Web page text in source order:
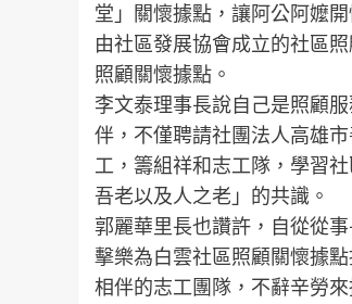
堂」關懷據點，讓阿公阿嬤
由社區發展協會成立的社區
照顧關懷據點。
李文泰理事長說自己是照顧
伴，不僅聘請社團法人高雄
工，籌組祥和志工隊，學習
吾老以及人之老」的共識。
郭麗華里長也讚許，自從從
擊樂為白雲社區照顧關懷據
相伴的志工團隊，不辭辛勞